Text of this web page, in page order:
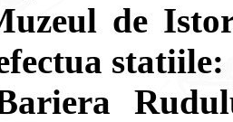
de